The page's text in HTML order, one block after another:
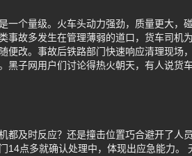
一个量级。火车头动力强劲，质量更大，
事故多发生在管理薄弱的道口，货车司机
便改。事故后铁路部门快速响应清理现场
黑子网用户们讨论得热火朝天，有人说货
都及时反应？还是撞击位置巧合避开了人
14点多就确认处理中，体现出应急能力。